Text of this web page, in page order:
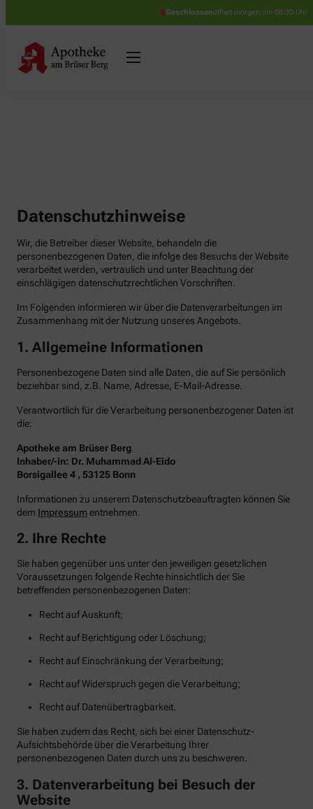
Geschlossenöffnet morgen um 08:30 Uhr
Datenschutzhinweise
Wir, die Betreiber dieser Website, behandeln die
personenbezogenen Daten, die infolge des Besuchs der Website
verarbeitet werden, vertraulich und unter Beachtung der
einschlägigen datenschutzrechtlichen Vorschriften.
Im Folgenden informieren wir über die Datenverarbeitungen im
Zusammenhang mit der Nutzung unseres Angebots.
1. Allgemeine Informationen
Personenbezogene Daten sind alle Daten, die auf Sie persönlich
beziehbar sind, z.B. Name, Adresse, E-Mail-Adresse.
Verantwortlich für die Verarbeitung personenbezogener Daten ist
die:
Apotheke am Brüser Berg
Inhaber/-in: Dr. Muhammad Al-Eido
Borsigallee 4 , 53125 Bonn
Informationen zu unserem Datenschutzbeauftragten können Sie
dem Impressum entnehmen.
2. Ihre Rechte
Sie haben gegenüber uns unter den jeweiligen gesetzlichen
Voraussetzungen folgende Rechte hinsichtlich der Sie
betreffenden personenbezogenen Daten:
Recht auf Auskunft;
Recht auf Berichtigung oder Löschung;
Recht auf Einschränkung der Verarbeitung;
Recht auf Widerspruch gegen die Verarbeitung;
Recht auf Datenübertragbarkeit.
Sie haben zudem das Recht, sich bei einer Datenschutz-
Aufsichtsbehörde über die Verarbeitung Ihrer
personenbezogenen Daten durch uns zu beschweren.
3. Datenverarbeitung bei Besuch der
Website